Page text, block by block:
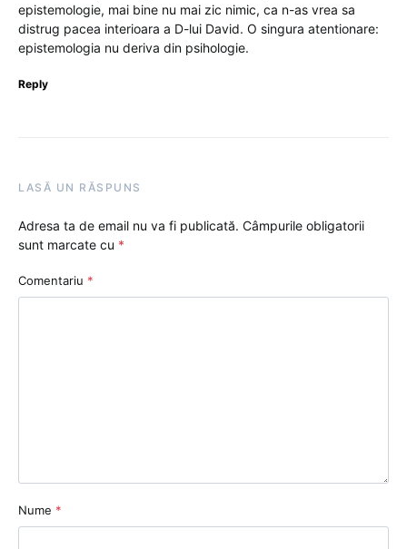
epistemologie, mai bine nu mai zic nimic, ca n-as vrea sa
distrug pacea interioara a D-lui David. O singura atentionare:
epistemologia nu deriva din psihologie.
Reply
LASĂ UN RĂSPUNS
Adresa ta de email nu va fi publicată. Câmpurile obligatorii
sunt marcate cu *
Comentariu *
Nume *